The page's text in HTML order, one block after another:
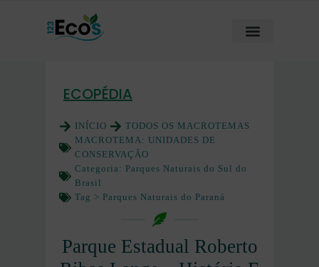
ECOPÉDIA
INÍCIO
TODOS OS MACROTEMAS
MACROTEMA: UNIDADES DE
CONSERVAÇÃO
Categoria: Parques Naturais do Sul do
Brasil
Tag > Parques Naturais do Paraná
Parque Estadual Roberto